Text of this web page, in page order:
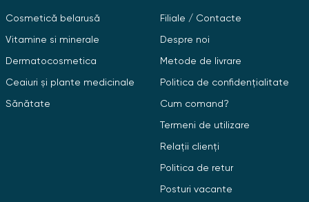
Cosmetică belarusă
Vitamine si minerale
Dermatocosmetica
Ceaiuri și plante medicinale
Sănătate
Filiale / Contacte
Despre noi
Metode de livrare
Politica de confidențialitate
Cum comand?
Termeni de utilizare
Relații clienți
Politica de retur
Posturi vacante